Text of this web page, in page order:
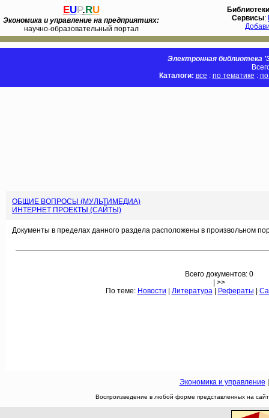
EUP.RU
Экономика и управление на предприятиях:
научно-образовательный портал
Библиотеки
Сервисы:
Электронная библиотека
Каталоги: все : по тематике :
ОБЩИЕ ВОПРОСЫ (МУЛЬТИМЕДИА)
ИНТЕРНЕТ ПРОЕКТЫ (САЙТЫ)
Документы в пределах данного раздела расположены в произвольном
Всего документов: 0
| >>
По теме: Новости Литература| Рефераты
Экономика и управление
Воспроизведение в любой форме представленных на